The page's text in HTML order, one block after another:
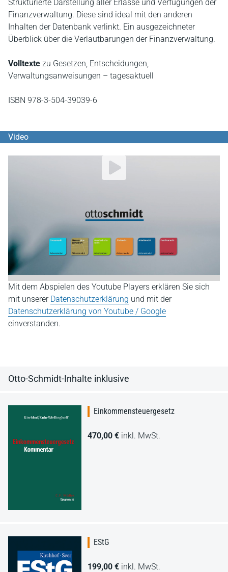
Strukturierte Darstellung aller Erlasse und Verfügungen der
Finanzverwaltung. Diese sind ideal mit den anderen
Inhalten der Datenbank verlinkt. Ein ausgezeichneter
Überblick über die Verlautbarungen der Finanzverwaltung.
Volltexte zu Gesetzen, Entscheidungen,
Verwaltungsanweisungen – tagesaktuell
ISBN 978-3-504-39039-6
Video
Mit dem Abspielen des Youtube Players erklären Sie sich
mit unserer Datenschutzerklärung und mit der
Datenschutzerklärung von Youtube / Google
einverstanden.
Otto-Schmidt-Inhalte inklusive
Einkommensteuergesetz
470,00 € inkl. MwSt.
EStG
199,00 € inkl. MwSt.